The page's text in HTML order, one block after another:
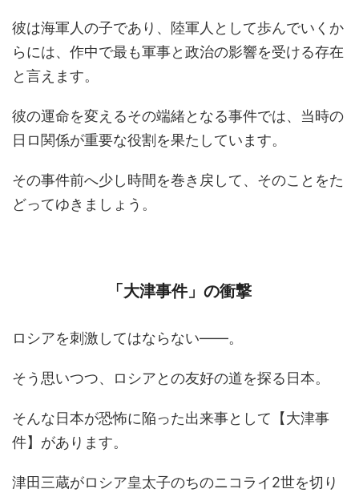
彼は海軍人の子であり、陸軍人として歩んでいくか
らには、作中で最も軍事と政治の影響を受ける存在
と言えます。
彼の運命を変えるその端緒となる事件では、当時の
日ロ関係が重要な役割を果たしています。
その事件前へ少し時間を巻き戻して、そのことをた
どってゆきましょう。
「大津事件」の衝撃
ロシアを刺激してはならない――。
そう思いつつ、ロシアとの友好の道を探る日本。
そんな日本が恐怖に陥った出来事として【大津事
件】があります。
津田三蔵がロシア皇太子のちのニコライ2世を切り